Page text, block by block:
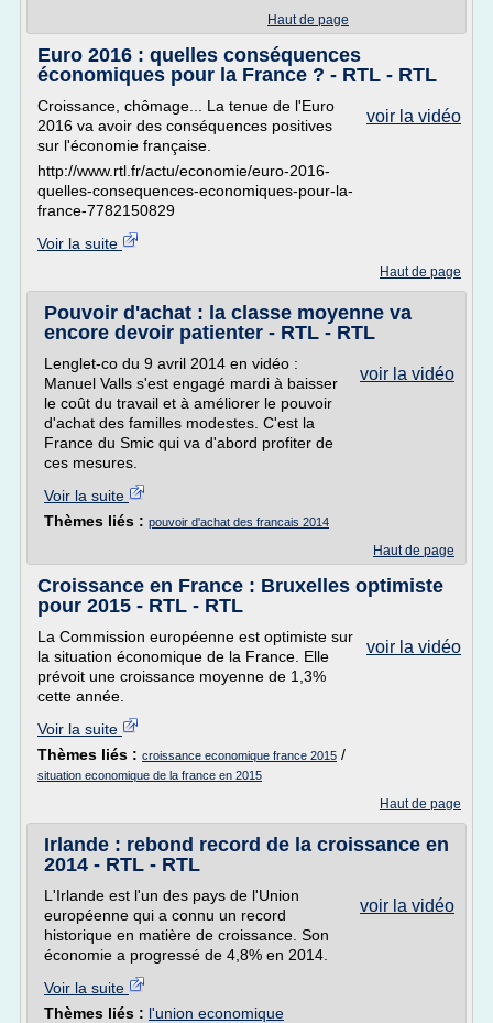
Haut de page
Euro 2016 : quelles conséquences
économiques pour la France ? - RTL - RTL
voir la vidéo
Croissance, chômage... La tenue de l'Euro
2016 va avoir des conséquences positives
sur l'économie française.
http://www.rtl.fr/actu/economie/euro-2016-
quelles-consequences-economiques-pour-la-
france-7782150829
Voir la suite
Haut de page
Pouvoir d'achat : la classe moyenne va
encore devoir patienter - RTL - RTL
voir la vidéo
Lenglet-co du 9 avril 2014 en vidéo :
Manuel Valls s'est engagé mardi à baisser
le coût du travail et à améliorer le pouvoir
d'achat des familles modestes. C'est la
France du Smic qui va d'abord profiter de
ces mesures.
Voir la suite
Thèmes liés : pouvoir d'achat des francais 2014
Haut de page
Croissance en France : Bruxelles optimiste
pour 2015 - RTL - RTL
voir la vidéo
La Commission européenne est optimiste sur
la situation économique de la France. Elle
prévoit une croissance moyenne de 1,3%
cette année.
Voir la suite
Thèmes liés : croissance economique france 2015 /
situation economique de la france en 2015
Haut de page
Irlande : rebond record de la croissance en
2014 - RTL - RTL
voir la vidéo
L'Irlande est l'un des pays de l'Union
européenne qui a connu un record
historique en matière de croissance. Son
économie a progressé de 4,8% en 2014.
Voir la suite
Thèmes liés : l'union economique